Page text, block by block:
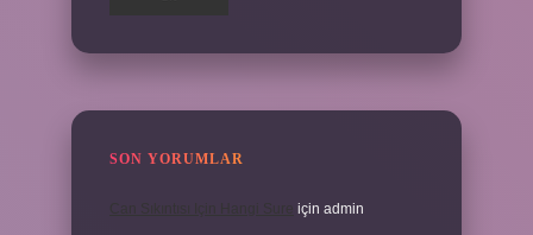
SON YORUMLAR
için admin